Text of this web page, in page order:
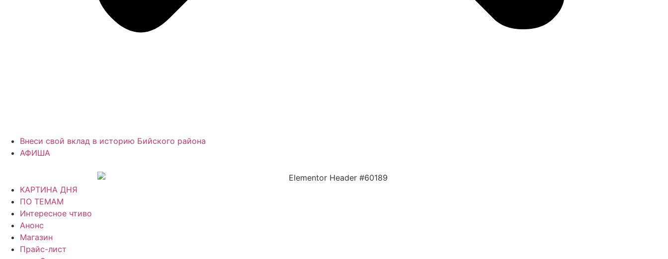
Внеси свой вклад в историю Бийского района
АФИША
КАРТИНА ДНЯ
ПО ТЕМАМ
Интересное чтиво
Анонс
Магазин
Прайс-лист